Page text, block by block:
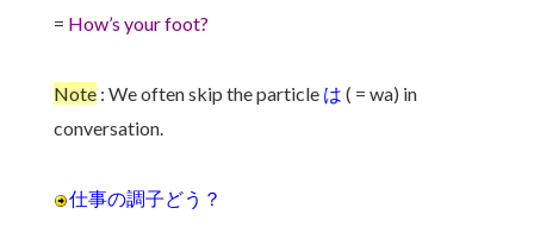
= How’s your foot?
Note : We often skip the particle は ( = wa) in
conversation.
仕事の調子どう？